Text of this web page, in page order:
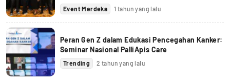
Event Merdeka 1 tahun yang lalu
Peran Gen Z dalam Edukasi Pencegahan Kanker:
Seminar Nasional PalliApis Care
Trending 2 tahun yang lalu